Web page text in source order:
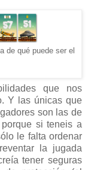
de qué puede ser el
que nos
Y las únicas que
son las de
si teneis a
le falta ordenar
la jugada
tener seguras